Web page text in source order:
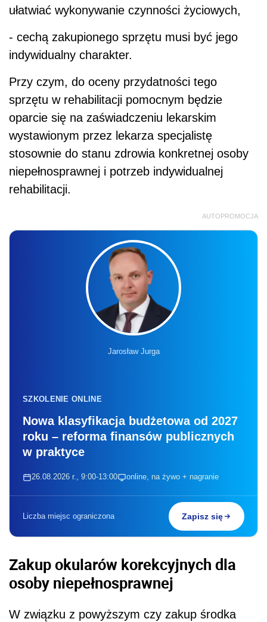
ułatwiać wykonywanie czynności życiowych,
- cechą zakupionego sprzętu musi być jego
indywidualny charakter.
Przy czym, do oceny przydatności tego
sprzętu w rehabilitacji pomocnym będzie
oparcie się na zaświadczeniu lekarskim
wystawionym przez lekarza specjalistę
stosownie do stanu zdrowia konkretnej osoby
niepełnosprawnej i potrzeb indywidualnej
rehabilitacji.
AUTOPROMOCJA
Jarosław Jurga
SZKOLENIE ONLINE
Nowa klasyfikacja budżetowa od 2027
roku – reforma finansów publicznych
w praktyce
26.08.2026 r., 9:00-13:00 online, na żywo + nagranie
Liczba miejsc ograniczona Zapisz się
Zakup okularów korekcyjnych dla
osoby niepełnosprawnej
W związku z powyższym czy zakup środka